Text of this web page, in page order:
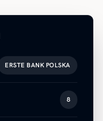
ERSTE BANK POLSKA
8